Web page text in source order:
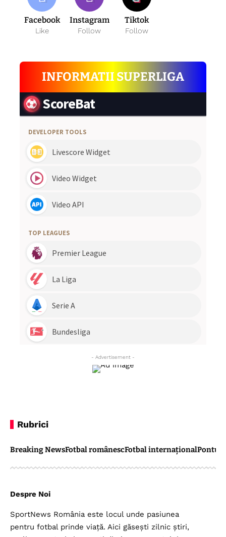
Facebook
Like
Instagram
Follow
Tiktok
Follow
INFORMATII SUPERLIGA
- Advertisement -
Rubrici
Breaking NewsFotbal românescFotbal internaționalPontul
Despre Noi
SportNews România este locul unde pasiunea
pentru fotbal prinde viață. Aici găsești zilnic știri,